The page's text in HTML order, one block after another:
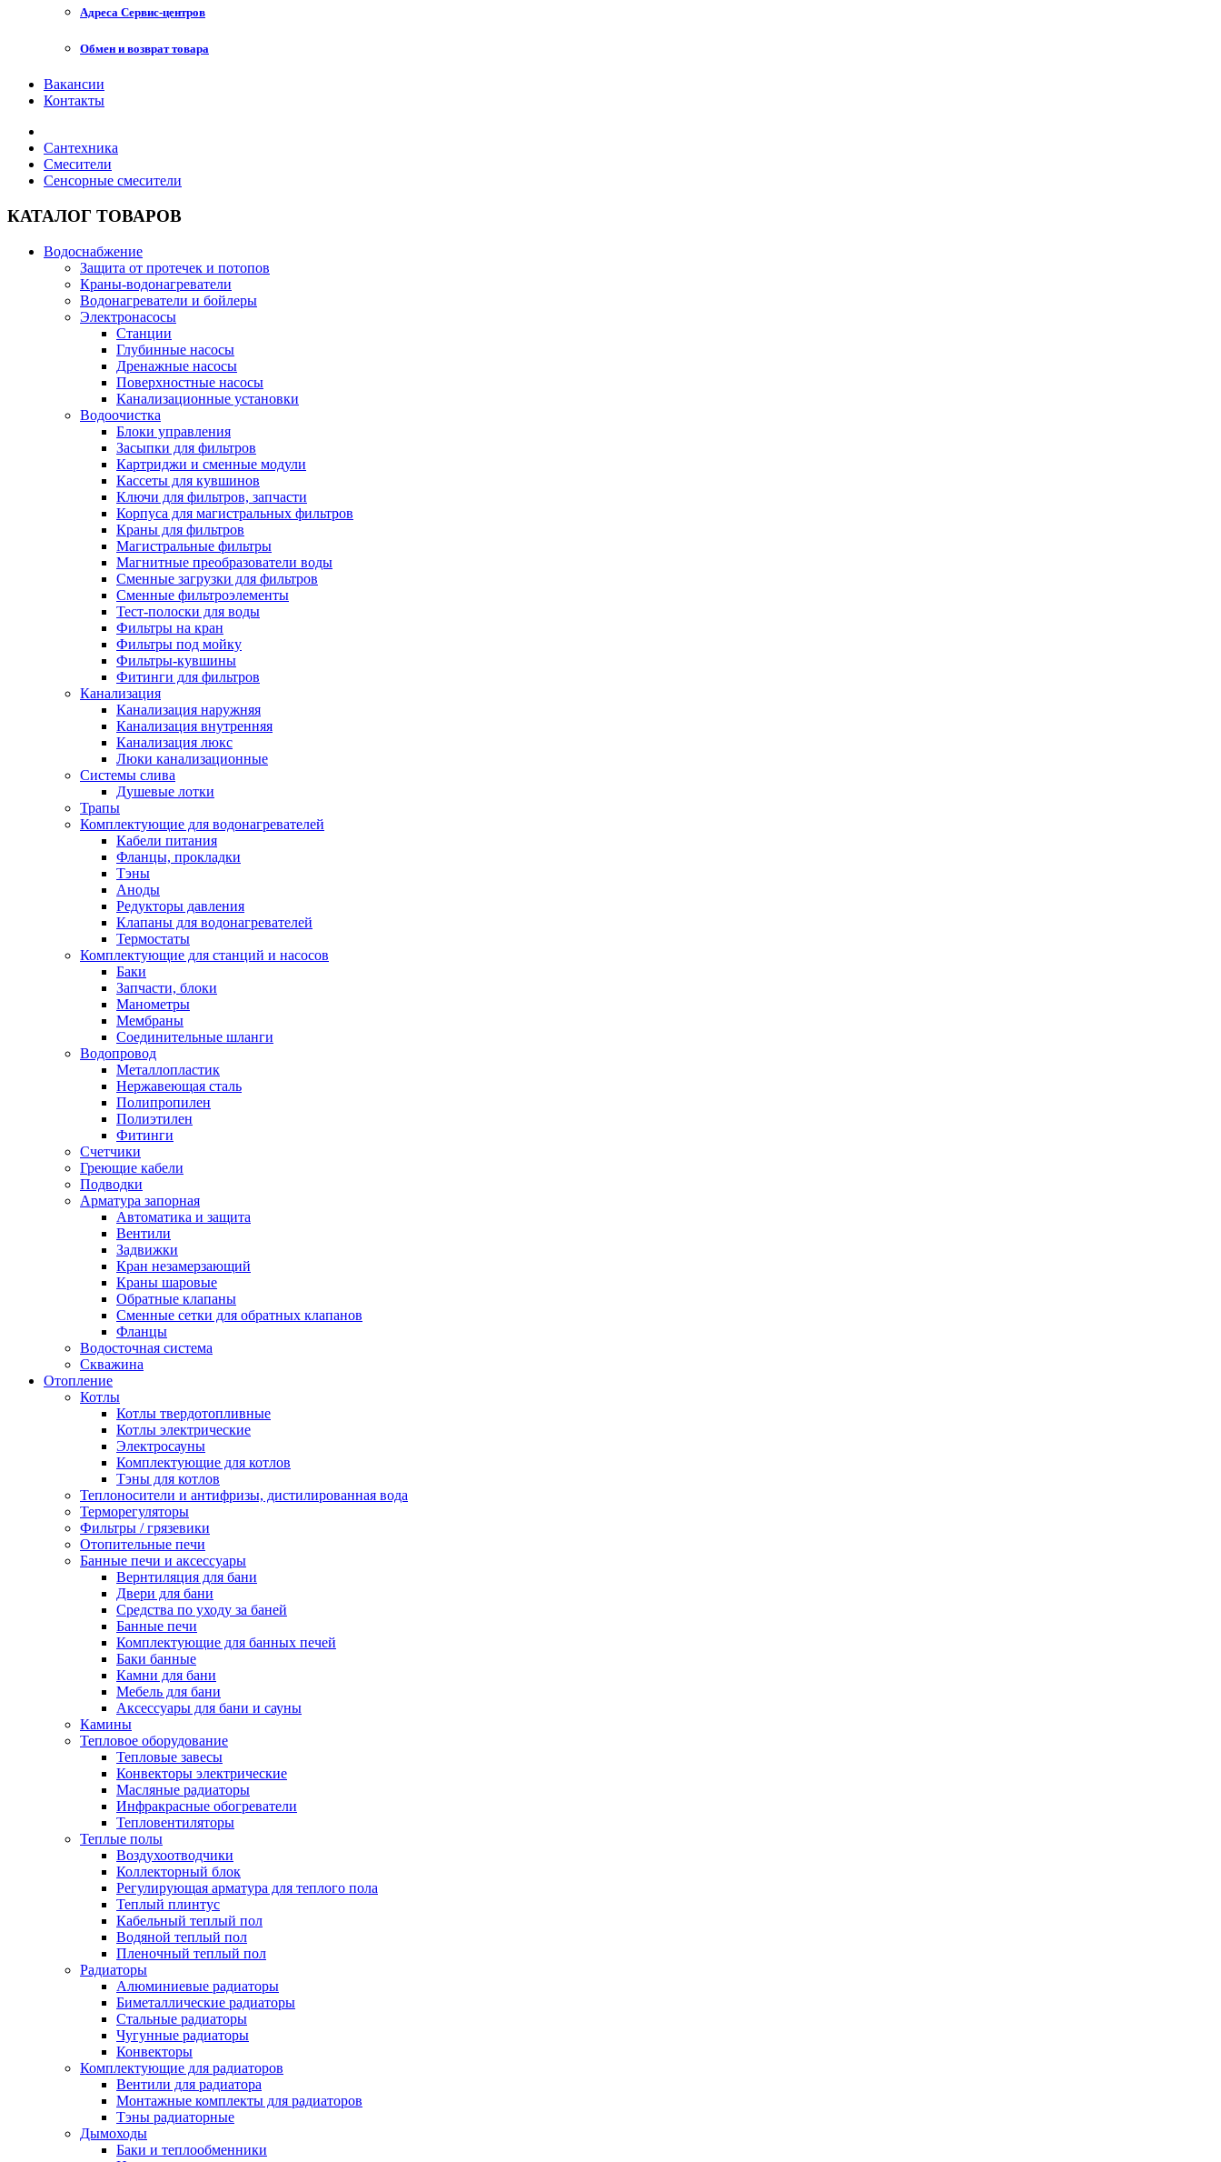
Адреса Сервис-центров
Обмен и возврат товара
Вакансии
Контакты
Сантехника
Смесители
Сенсорные смесители
КАТАЛОГ ТОВАРОВ
Водоснабжение
Защита от протечек и потопов
Краны-водонагреватели
Водонагреватели и бойлеры
Электронасосы
Станции
Глубинные насосы
Дренажные насосы
Поверхностные насосы
Канализационные установки
Водоочистка
Блоки управления
Засыпки для фильтров
Картриджи и сменные модули
Кассеты для кувшинов
Ключи для фильтров, запчасти
Корпуса для магистральных фильтров
Краны для фильтров
Магистральные фильтры
Магнитные преобразователи воды
Сменные загрузки для фильтров
Сменные фильтроэлементы
Тест-полоски для воды
Фильтры на кран
Фильтры под мойку
Фильтры-кувшины
Фитинги для фильтров
Канализация
Канализация наружняя
Канализация внутренняя
Канализация люкс
Люки канализационные
Системы слива
Душевые лотки
Трапы
Комплектующие для водонагревателей
Кабели питания
Фланцы, прокладки
Тэны
Аноды
Редукторы давления
Клапаны для водонагревателей
Термостаты
Комплектующие для станций и насосов
Баки
Запчасти, блоки
Манометры
Мембраны
Соединительные шланги
Водопровод
Металлопластик
Нержавеющая сталь
Полипропилен
Полиэтилен
Фитинги
Счетчики
Греющие кабели
Подводки
Арматура запорная
Автоматика и защита
Вентили
Задвижки
Кран незамерзающий
Краны шаровые
Обратные клапаны
Сменные сетки для обратных клапанов
Фланцы
Водосточная система
Скважина
Отопление
Котлы
Котлы твердотопливные
Котлы электрические
Электросауны
Комплектующие для котлов
Тэны для котлов
Теплоносители и антифризы, дистилированная вода
Терморегуляторы
Фильтры / грязевики
Отопительные печи
Банные печи и аксессуары
Вернтиляция для бани
Двери для бани
Средства по уходу за баней
Банные печи
Комплектующие для банных печей
Баки банные
Камни для бани
Мебель для бани
Аксессуары для бани и сауны
Камины
Тепловое оборудование
Тепловые завесы
Конвекторы электрические
Масляные радиаторы
Инфракрасные обогреватели
Тепловентиляторы
Теплые полы
Воздухоотводчики
Коллекторный блок
Регулирующая арматура для теплого пола
Теплый плинтус
Кабельный теплый пол
Водяной теплый пол
Пленочный теплый пол
Радиаторы
Алюминиевые радиаторы
Биметаллические радиаторы
Стальные радиаторы
Чугунные радиаторы
Конвекторы
Комплектующие для радиаторов
Вентили для радиатора
Монтажные комплекты для радиаторов
Тэны радиаторные
Дымоходы
Баки и теплообменники